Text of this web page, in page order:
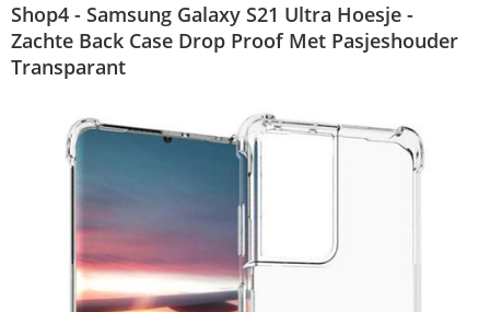
Shop4 - Samsung Galaxy S21 Ultra Hoesje -
Zachte Back Case Drop Proof Met Pasjeshouder
Transparant